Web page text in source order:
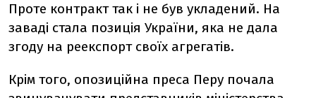
Проте контракт так і не був укладений. На
заваді стала позиція України, яка не дала
згоду на реекспорт своїх агрегатів.
Крім того, опозиційна преса Перу почала